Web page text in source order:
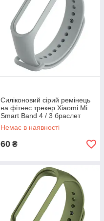
Силіконовий сірий ремінець
на фітнес трекер Xiaomi Mi
Smart Band 4 / 3 браслет
аксесуар заміна
Немає в наявності
60 ₴